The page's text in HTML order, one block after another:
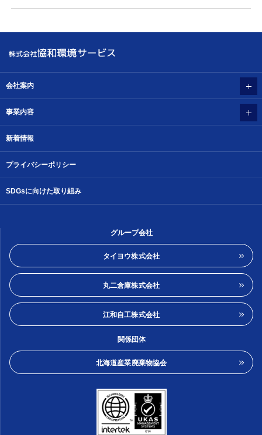
会社案内
事業内容
新着情報
プライバシーポリシー
SDGsに向けた取り組み
グループ会社
タイヨウ株式会社
丸二倉庫株式会社
江和自工株式会社
関係団体
北海道産業廃棄物協会